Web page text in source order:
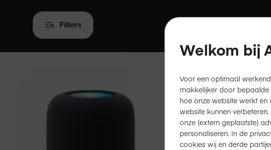
Filters
Wis
filters
Welkom bij
Voor een optimaal
makkelijker door bepaalde
hoe onze website werkt
website kunnen
onze (extern geplaatste)
personaliseren. In de
cookies wij en derde